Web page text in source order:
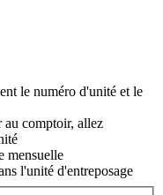
le numéro d'unité et le
au comptoir, allez
mensuelle
l'unité d'entreposage